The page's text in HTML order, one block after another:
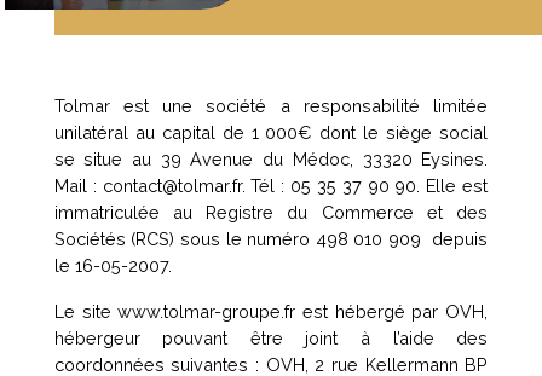
Tolmar est une société a responsabilité limitée
unilatéral au capital de 1 000€ dont le siège social
se situe au 39 Avenue du Médoc, 33320 Eysines.
Mail : contact@tolmar.fr. Tél : 05 35 37 90 90. Elle est
immatriculée au Registre du Commerce et des
Sociétés (RCS) sous le numéro 498 010 909 depuis
le 16-05-2007.
Le site www.tolmar-groupe.fr est hébergé par OVH,
hébergeur pouvant être joint à l’aide des
coordonnées suivantes : OVH, 2 rue Kellermann BP